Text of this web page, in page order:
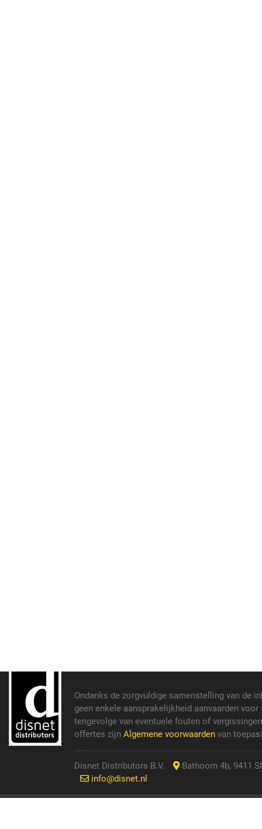
Ondanks de zorgvuldige samenstelling van de
geen enkele aansprakelijkheid aanvaarden
tengevolge van eventuele fouten of
offertes zijn Algemene voorwaarden van
Disnet Distributors B.V.
Bathoorn 4b, 9411
info@disnet.nl